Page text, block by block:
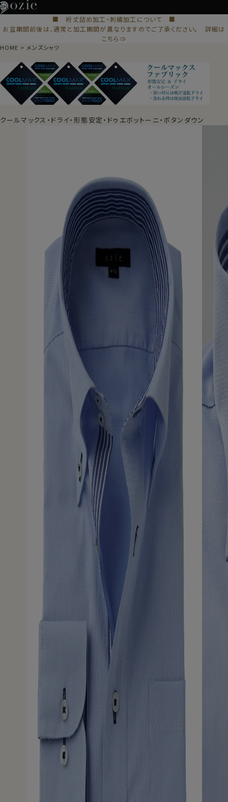
■ 裄丈詰め加工・刺繍加工について ■
お盆期間前後は、通常と加工期間が異なりますのでご了承ください。 詳細は
こちら⇒
HOME メンズシャツ
クールマックス・ドライ・形態安定・ドゥエボットーニ・ボタンダウン